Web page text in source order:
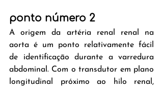
ponto número 2
A origem da artéria renal renal na
aorta é um ponto relativamente fácil
de identificação durante a varredura
abdominal. Com o transdutor em plano
longitudinal próximo ao hilo renal,